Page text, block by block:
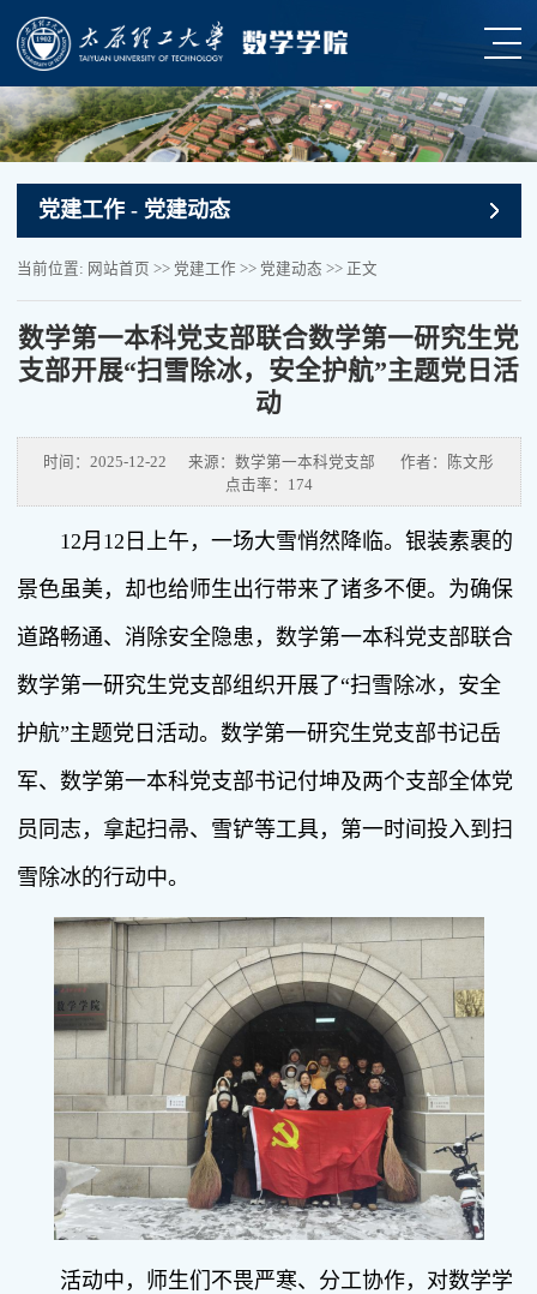
党建工作 - 党建动态
当前位置: 网站首页 >> 党建工作 >> 党建动态 >> 正文
数学第一本科党支部联合数学第一研究生党
支部开展“扫雪除冰，安全护航”主题党日活
动
时间：2025-12-22 来源：数学第一本科党支部
作者：陈文彤
点击率：
174
12月12日上午，一场大雪悄然降临。银装素裹的
景色虽美，却也给师生出行带来了诸多不便。为确保
道路畅通、消除安全隐患，数学第一本科党支部联合
数学第一研究生党支部组织开展了“扫雪除冰，安全
护航”主题党日活动。数学第一研究生党支部书记岳
军、数学第一本科党支部书记付坤及两个支部全体党
员同志，拿起扫帚、雪铲等工具，第一时间投入到扫
雪除冰的行动中。
活动中，师生们不畏严寒、分工协作，对数学学